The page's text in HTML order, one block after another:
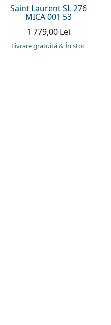
Saint Laurent SL 276
MICA 001 53
1 779,00 Lei
Livrare gratuită& În stoc